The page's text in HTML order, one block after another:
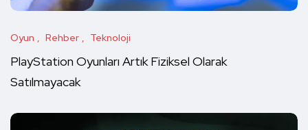
Oyun Rehber Teknoloji
PlayStation Oyunları Artık Fiziksel Olarak
Satılmayacak